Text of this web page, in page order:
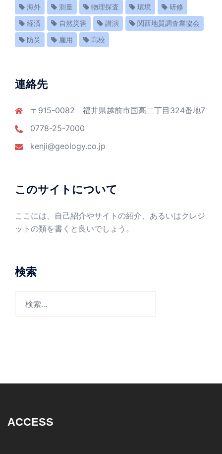
海外 測量 物理探査 環境
研修
経済
自然災害 講演
関西地質調査業協会
防災
雇用 高校
連絡先
〒915-0082 福井県越前市国高二丁目324番地7
0778-25-7000
kenji@geology.co.jp
このサイトについて
ここには、自己紹介やサイトの紹介、あるいはクレジ
ットの類を書くと良いでしょう。
検索
ACCESS